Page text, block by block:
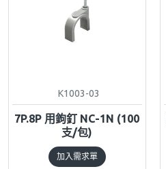
K1003-03
7P.8P 用鉤釘 NC-1N (100
支/包)
加入需求單